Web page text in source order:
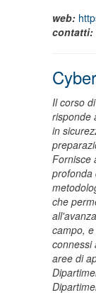
web:
contatti:
Il corso
risponde
in
Fornisce
profonda
che
campo,
connessi
aree di